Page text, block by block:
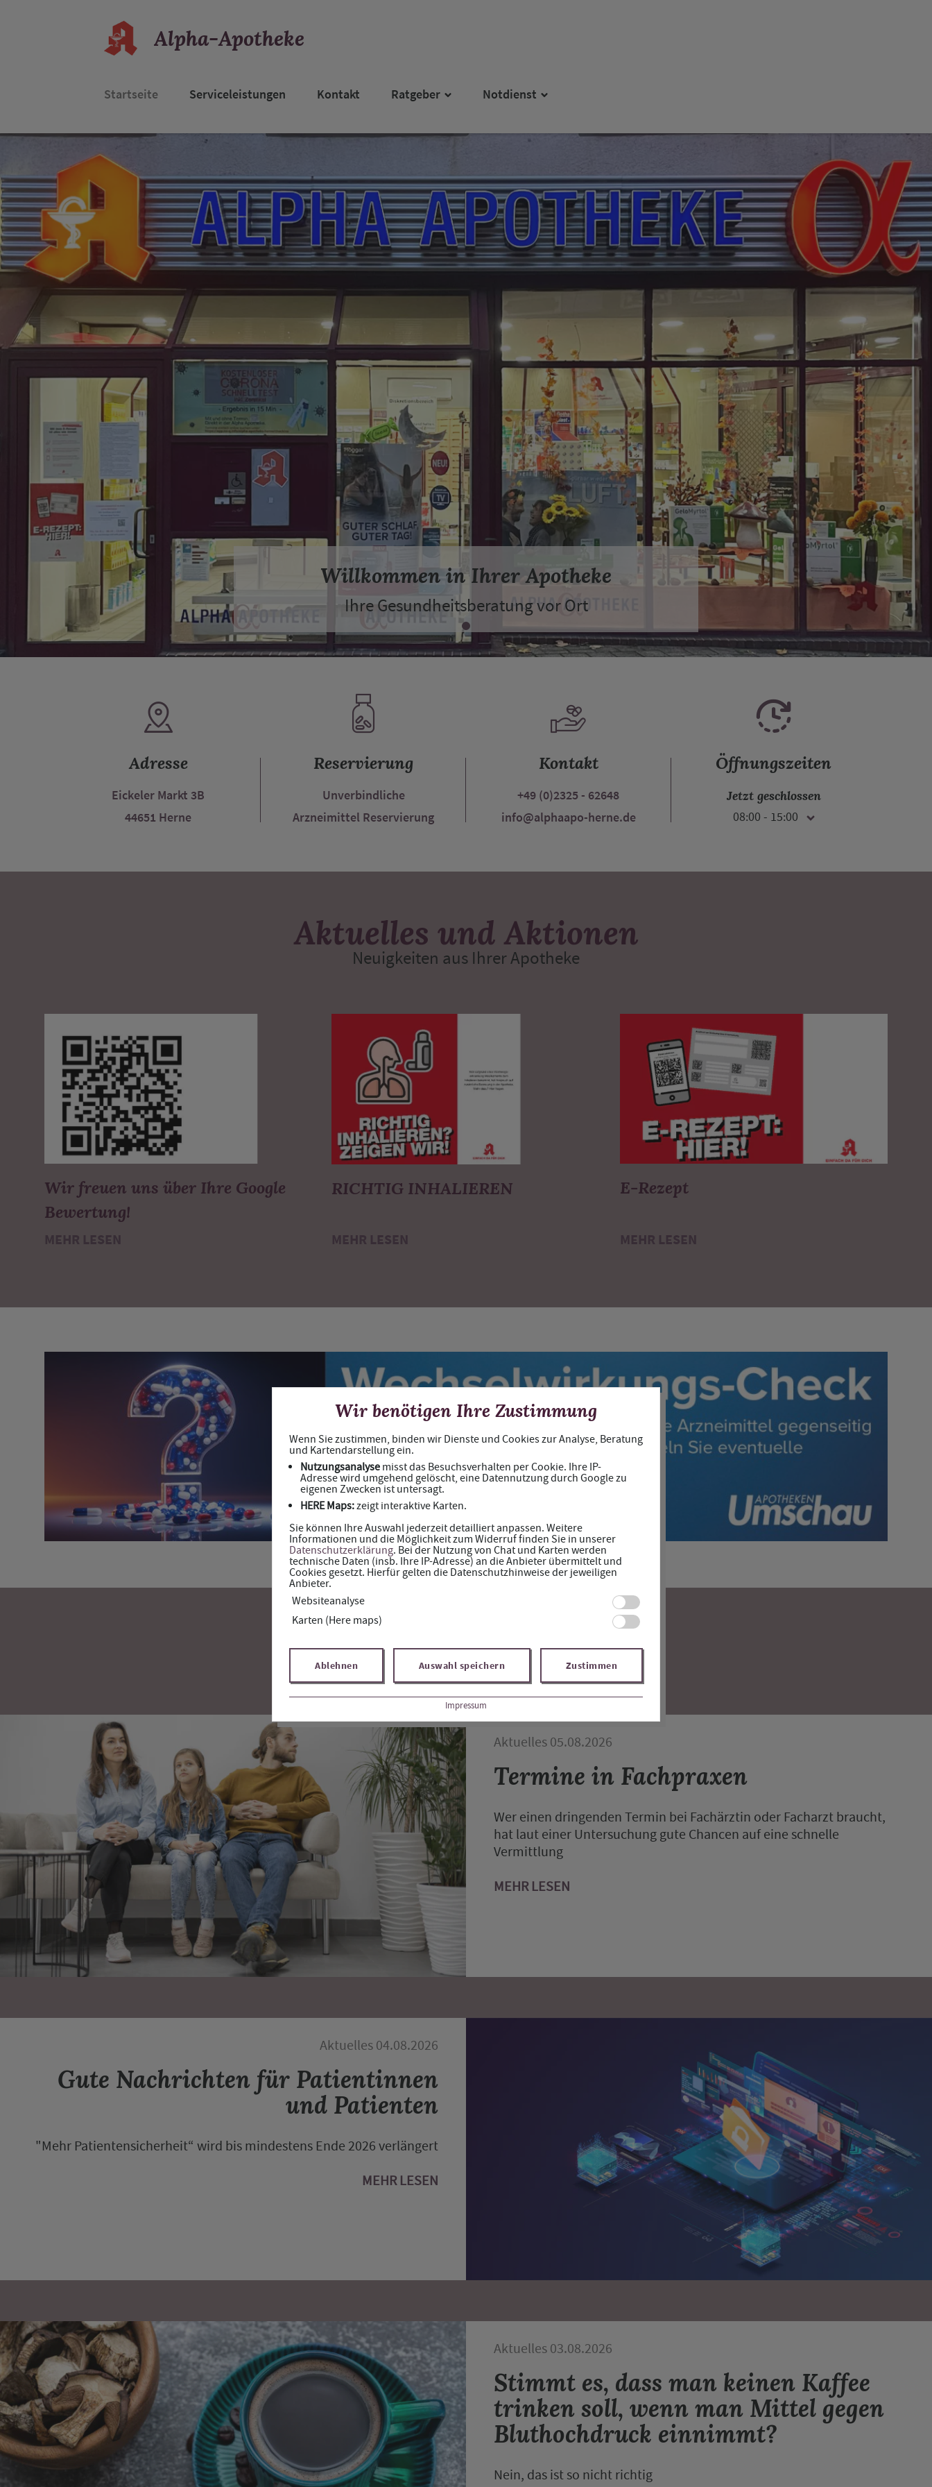
Wir benötigen Ihre Zustimmung
Wenn Sie zustimmen, binden wir Dienste und Cookies zur Analyse, Beratung
und Kartendarstellung ein.
Nutzungsanalyse misst das Besuchsverhalten per Cookie. Ihre IP-
Adresse wird umgehend gelöscht, eine Datennutzung durch Google zu
eigenen Zwecken ist untersagt.
HERE Maps:zeigt interaktive Karten.
Sie können Ihre Auswahl jederzeit detailliert anpassen. Weitere
Informationen und die Möglichkeit zum Widerruf finden Sie in unserer
Datenschutzerklärung. Bei der Nutzung von Chat und Karten werden
technische Daten (insb. Ihre IP-Adresse) an die Anbieter übermittelt und
Cookies gesetzt. Hierfür gelten die Datenschutzhinweise der jeweiligen
Anbieter.
Websiteanalyse
Karten (Here maps)
Ablehnen Auswahl speichern Zustimmen
Impressum
Alpha-Apotheke
Startseite Serviceleistungen Kontakt Ratgeber Notdienst
Willkommen in Ihrer Apotheke
Ihre Gesundheitsberatung vor Ort
Adresse
Eickeler Markt 3B
44651 Herne
Reservierung
Unverbindliche
Arzneimittel Reservierung
Kontakt
+49 (0)2325 - 62648
info@alphaapo-herne.de
Öffnungszeiten
Jetzt geschlossen
08:00 - 15:00
Mittwoch
Freitag 08:00 - 15:00
Samstag Geschlossen
Sonntag Geschlossen
Aktuelles und Aktionen
Neuigkeiten aus Ihrer Apotheke
Wir freuen uns über Ihre Google
Bewertung!
MEHR LESEN
RICHTIG INHALIEREN
MEHR LESEN
E-Rezept
MEHR LESEN
Gesundheitsnews
Aktuelle News rund um das Thema Gesundheit
Aktuelles 05.08.2026
Termine in Fachpraxen
Wer einen dringenden Termin bei Fachärztin oder Facharzt braucht,
hat laut einer Untersuchung gute Chancen auf eine schnelle
Vermittlung
MEHR LESEN
Aktuelles 04.08.2026
Gute Nachrichten für Patientinnen
und Patienten
"Mehr Patientensicherheit“ wird bis mindestens Ende 2026 verlängert
MEHR LESEN
Aktuelles 03.08.2026
Stimmt es, dass man keinen Kaffee
trinken soll, wenn man Mittel gegen
Bluthochdruck einnimmt?
Nein, das ist so nicht richtig